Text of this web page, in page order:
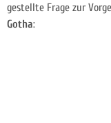
gestellte Frage zur
Gotha: